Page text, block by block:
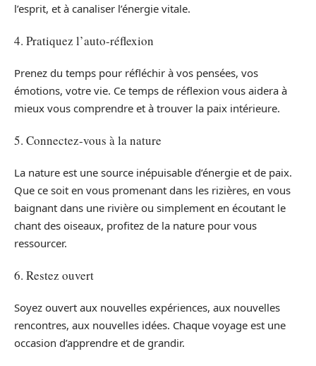
l’esprit, et à canaliser l’énergie vitale.
4. Pratiquez l’auto-réflexion
Prenez du temps pour réfléchir à vos pensées, vos
émotions, votre vie. Ce temps de réflexion vous aidera à
mieux vous comprendre et à trouver la paix intérieure.
5. Connectez-vous à la nature
La nature est une source inépuisable d’énergie et de paix.
Que ce soit en vous promenant dans les rizières, en vous
baignant dans une rivière ou simplement en écoutant le
chant des oiseaux, profitez de la nature pour vous
ressourcer.
6. Restez ouvert
Soyez ouvert aux nouvelles expériences, aux nouvelles
rencontres, aux nouvelles idées. Chaque voyage est une
occasion d’apprendre et de grandir.